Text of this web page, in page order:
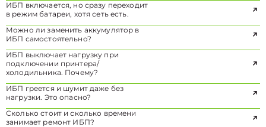
ИБП включается, но сразу переходит
в режим батареи, хотя сеть есть.
Можно ли заменить аккумулятор в
ИБП самостоятельно?
ИБП выключает нагрузку при
подключении принтера/
холодильника. Почему?
ИБП греется и шумит даже без
нагрузки. Это опасно?
Сколько стоит и сколько времени
занимает ремонт ИБП?